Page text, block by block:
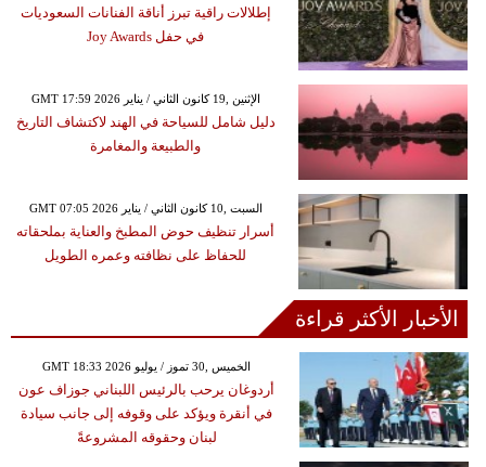
إطلالات راقية تبرز أناقة الفنانات السعوديات
في حفل Joy Awards
GMT 17:59 2026 الإثنين ,19 كانون الثاني / يناير
دليل شامل للسياحة في الهند لاكتشاف التاريخ
والطبيعة والمغامرة
GMT 07:05 2026 السبت ,10 كانون الثاني / يناير
أسرار تنظيف حوض المطبخ والعناية بملحقاته
للحفاظ على نظافته وعمره الطويل
الأخبار الأكثر قراءة
GMT 18:33 2026 الخميس ,30 تموز / يوليو
أردوغان يرحب بالرئيس اللبناني جوزاف عون
في أنقرة ويؤكد على وقوفه إلى جانب سيادة
لبنان وحقوقه المشروعةً